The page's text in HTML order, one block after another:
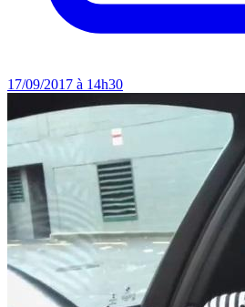
17/09/2017 à 14h30